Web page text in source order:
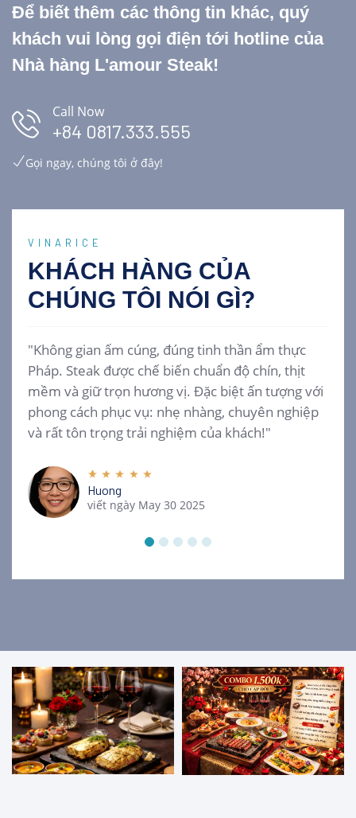
Để biết thêm các thông tin khác, quý
khách vui lòng gọi điện tới hotline của
Nhà hàng L'amour Steak!
Call Now
+84 0817.333.555
Gọi ngay, chúng tôi ở đây!
VINARICE
KHÁCH HÀNG CỦA
CHÚNG TÔI NÓI GÌ?
"Không gian ấm cúng, đúng tinh thần ẩm thực
Pháp. Steak được chế biến chuẩn độ chín, thịt
mềm và giữ trọn hương vị. Đặc biệt ấn tượng với
phong cách phục vụ: nhẹ nhàng, chuyên nghiệp
và rất tôn trọng trải nghiệm của khách!"
Huong
viết ngày May 30 2025